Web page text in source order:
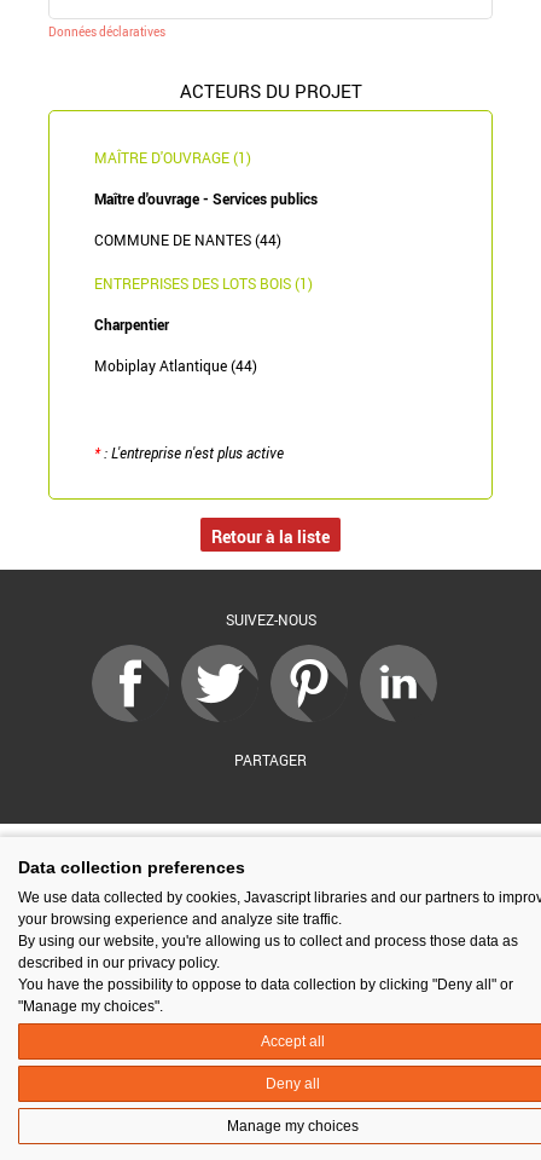
Données déclaratives
ACTEURS DU PROJET
MAÎTRE D'OUVRAGE (1)
Maître d'ouvrage - Services publics
COMMUNE DE NANTES (44)
ENTREPRISES DES LOTS BOIS (1)
Charpentier
Mobiplay Atlantique (44)
*: L'entreprise n'est plus active
Retour à la liste
SUIVEZ-NOUS
PARTAGER
Espace presse Kit de communication
Newsletter
Gestion des cookies
Data collection preferences
We use data collected by cookies, Javascript libraries and our partners to
your browsing experience and analyze site traffic.
By using our website, you're allowing us to collect and process those data as
described in our privacy policy.
You have the possibility to oppose to data collection by clicking "Deny all" or
"Manage my choices".
Accept all
Deny all
Manage my choices